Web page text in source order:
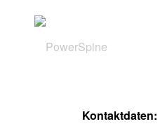
Kontaktdaten: